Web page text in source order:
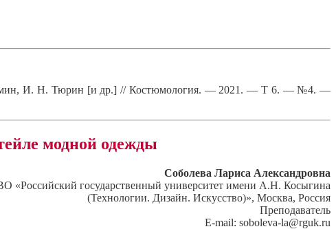
И. Н. Тюрин [и др.] // Костюмология. — 2021. — Т 6. — №4. —
модной одежды
Соболева Лариса Александровна
«Российский государственный университет имени А.Н. Косыгина
(Технологии. Дизайн. Искусство)», Москва, Россия
Преподаватель
E-mail: soboleva-la@rguk.ru